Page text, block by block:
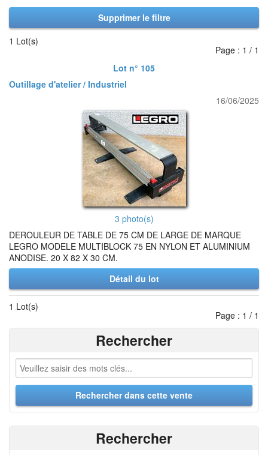
Supprimer le filtre
1 Lot(s)
Page : 1 / 1
Lot n° 105
Outillage d'atelier / Industriel
16/06/2025
3 photo(s)
DEROULEUR DE TABLE DE 75 CM DE LARGE DE MARQUE
LEGRO MODELE MULTIBLOCK 75 EN NYLON ET ALUMINIUM
ANODISE. 20 X 82 X 30 CM.
Détail du lot
1 Lot(s)
Page : 1 / 1
Rechercher
Rechercher